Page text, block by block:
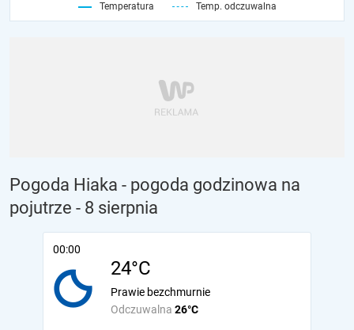
Temperatura Temp. odczuwalna
Pogoda Hiaka - pogoda godzinowa na
pojutrze - 8 sierpnia
00:00
24°C
Odczuwalna 26°C
Prawie bezchmurnie